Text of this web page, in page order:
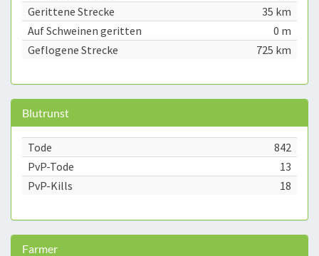
Gerittene Strecke
35 km
Auf Schweinen geritten
0 m
Geflogene Strecke
725 km
Blutrunst
Tode
842
PvP-Tode
13
PvP-Kills
18
Farmer